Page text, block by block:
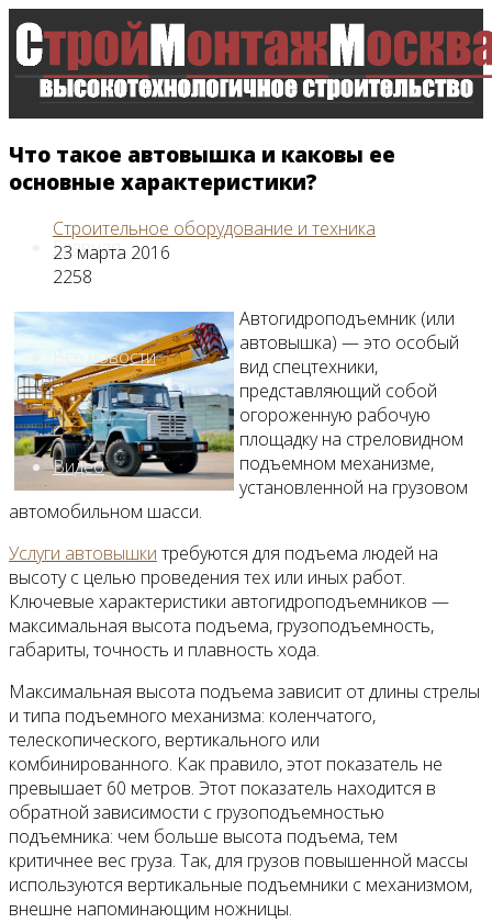
Главная
Все новости
Видео
Что такое автовышка и каковы ее
основные характеристики?
Строительное оборудование и техника
23 марта 2016
2258
Автогидроподъемник (или
автовышка) — это особый
вид спецтехники,
представляющий собой
огороженную рабочую
площадку на стреловидном
подъемном механизме,
установленной на грузовом
автомобильном шасси.
Услуги автовышки требуются для подъема людей на
высоту с целью проведения тех или иных работ.
Ключевые характеристики автогидроподъемников —
максимальная высота подъема, грузоподъемность,
габариты, точность и плавность хода.
Максимальная высота подъема зависит от длины стрелы
и типа подъемного механизма: коленчатого,
телескопического, вертикального или
комбинированного. Как правило, этот показатель не
превышает 60 метров. Этот показатель находится в
обратной зависимости с грузоподъемностью
подъемника: чем больше высота подъема, тем
критичнее вес груза. Так, для грузов повышенной массы
используются вертикальные подъемники с механизмом,
внешне напоминающим ножницы.